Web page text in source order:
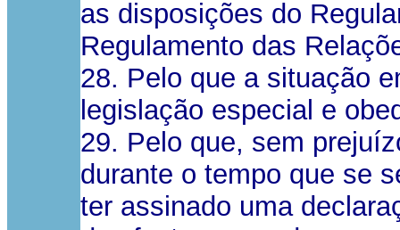
as disposições do
Regulamento das
28. Pelo que a situação
legislação especial e
29. Pelo que, sem
durante o tempo que se
ter assinado uma